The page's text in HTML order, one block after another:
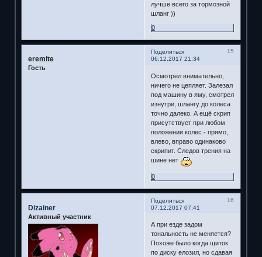
лучше всего за тормозной
шланг ))
0
Поделиться
15
06.12.2017 21:34
eremite
Гость
Осмотрел внимательно,
ничего не цепляет. Залезал
под машину в яму, смотрел
изнутри, шлангу до колеса
точно далеко. А ещё скрип
присутствует при любом
положении колес - прямо,
влево, вправо одинаково
скрипит. Следов трения на
шине нет
0
Поделиться
16
07.12.2017 07:41
Dizainer
Активный участник
А при езде задом
тональность не меняется?
Похоже было когда щиток
по диску елозил, но сдавая